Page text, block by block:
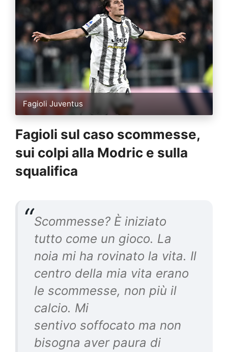
Fagioli Juventus
Fagioli sul caso scommesse,
sui colpi alla Modric e sulla
squalifica
Scommesse? È iniziato
tutto come un gioco. La
noia mi ha rovinato la vita. Il
centro della mia vita erano
le scommesse, non più il
calcio. Mi
sentivo soffocato ma non
bisogna aver paura di